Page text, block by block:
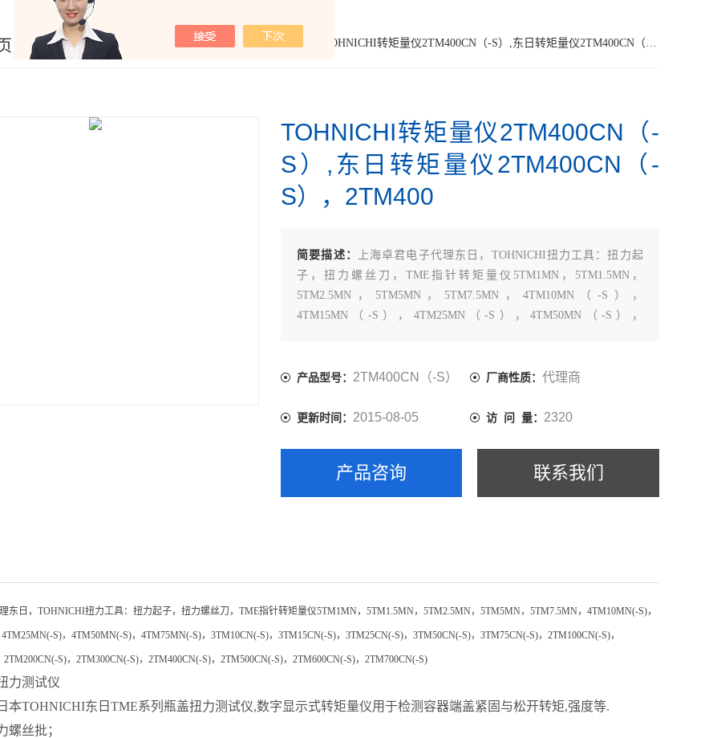
你的位置： 产品展示> > 日本TOHNICHI >TOHNICHI转矩量仪2TM400CN（-S）,东日转矩量仪2TM400CN（-S），2TM400
TOHNICHI转矩量仪2TM400CN（-
S）,东日转矩量仪2TM400CN（-
S），2TM400
简要描述：
上海卓君电子代理东日，TOHNICHI扭力工具：扭力起
子，扭力螺丝刀，TME指针转矩量仪5TM1MN，5TM1.5MN，
5TM2.5MN，5TM5MN，5TM7.5MN，4TM10MN（-S），
4TM15MN（-S），4TM25MN（-S），4TM50MN（-S），
产品型号： 2TM400CN（-S） 厂商性质： 代理商
更新时间： 2015-08-05 访 问 量： 2320
产品咨询 联系我们
东日， TOHNICHI扭力工具：扭力起子，扭力螺丝刀， TME指针转矩量仪5TM1MN， 5TM1.5MN， 5TM2.5MN， 5TM5MN， 5TM7.5MN， 4TM10MN(-S)，
4TM25MN(-S)， 4TM50MN(-S)， 4TM75MN(-S)， 3TM10CN(-S)， 3TM15CN(-S)， 3TM25CN(-S)， 3TM50CN(-S)， 3TM75CN(-S)， 2TM100CN(-S)，
2TM200CN(-S)， 2TM300CN(-S)， 2TM400CN(-S)， 2TM500CN(-S)， 2TM600CN(-S)， 2TM700CN(-S)
力测试仪
本TOHNICHI东日TME系列瓶盖扭力测试仪,数字显示式转矩量仪用于检测容器端盖紧固与松开转矩,强度等.
螺丝批；